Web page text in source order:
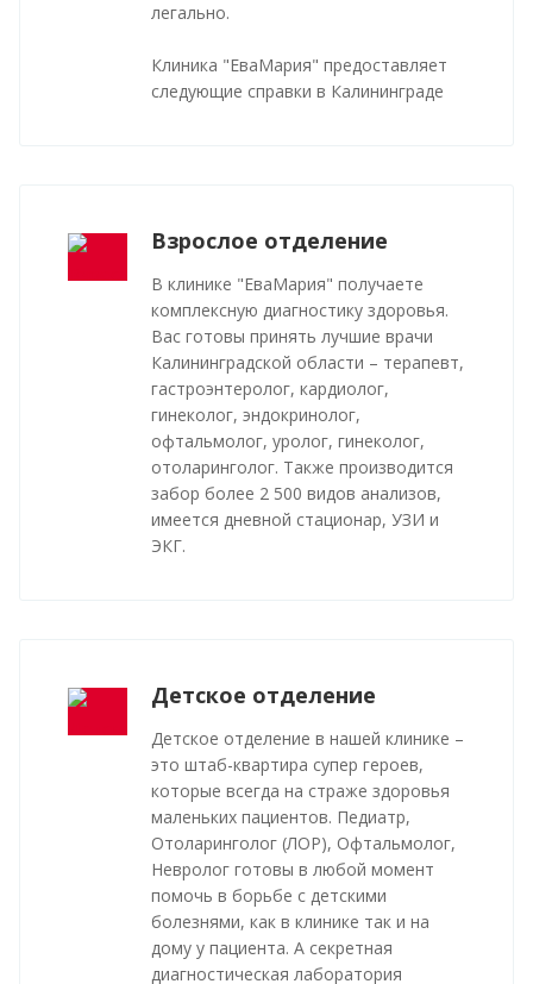
легально.
Клиника "ЕваМария" предоставляет
следующие справки в Калининграде
Взрослое отделение
В клинике "ЕваМария" получаете
комплексную диагностику здоровья.
Вас готовы принять лучшие врачи
Калининградской области – терапевт,
гастроэнтеролог, кардиолог,
гинеколог, эндокринолог,
офтальмолог, уролог, гинеколог,
отоларинголог. Также производится
забор более 2 500 видов анализов,
имеется дневной стационар, УЗИ и
ЭКГ.
Детское отделение
Детское отделение в нашей клинике –
это штаб-квартира супер героев,
которые всегда на страже здоровья
маленьких пациентов. Педиатр,
Отоларинголог (ЛОР), Офтальмолог,
Невролог готовы в любой момент
помочь в борьбе с детскими
болезнями, как в клинике так и на
дому у пациента. А секретная
диагностическая лаборатория